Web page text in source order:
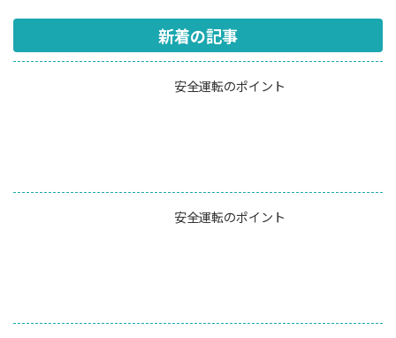
新着の記事
安全運転のポイント
安全運転のポイント